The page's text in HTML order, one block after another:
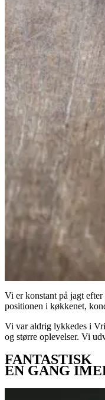
Vi er konstant på jagt
positionen i køkkenet,
Vi var aldrig lykkedes i
og større oplevelser. Vi
FANTASTISK
EN GANG